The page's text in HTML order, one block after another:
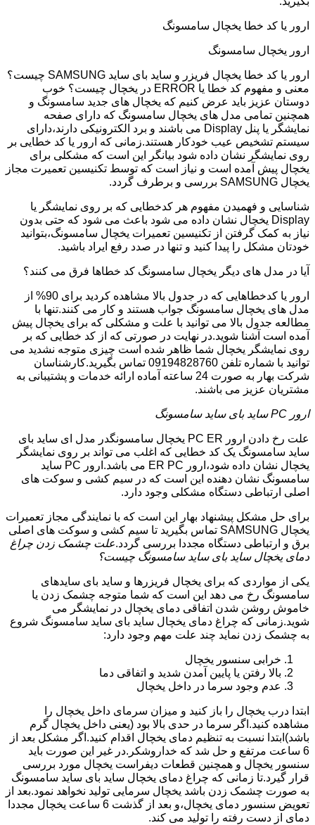
ارور یا کد خطا یخچال سامسونگ
ارور یخچال سامسونگ
ارور یا کد خطا یخچال فریزر و ساید بای ساید SAMSUNG چیست؟
معنی و مفهوم کد خطا یا ERROR در یخچال چیست؟ خوب
دوستان عزیز باید عرض کنیم که یخچال های جدید سامسونگ و
همچنین تمامی مدل های یخچال سامسونگ که دارای صفحه
نمایشگر یا پنل Display می باشند و برد الکترونیکی دارند،دارای
سیستم تشخیص عیب خودکار هستند.زمانی که ارور یا کد خطایی بر
روی نمایشگر نشان داده شود بیانگر این است که مشکلی برای
یخچال پیش آمده است و نیاز است که توسط تکنیسین تعمیرت مجاز
یخچال SAMSUNG بررسی و برطرف گردد.
شناسایی و فهمیدن مفهوم هر کدخطایی که بر روی نمایشگر یا
Display یخچال نشان داده می شود باعث می شود که حتی بدون
نیاز به کمک گرفتن از تکنیسین تعمیرات یخچال سامسونگ،بتوانید
خودتان مشکل را پیدا کنید و تنها در صدد رفع ایراد باشید.
آیا در مدل های دیگر یخچال سامسونگ کد خطاها فرق می کنند؟
ارور یا کدخطاهایی که در جدول بالا مشاهده کردید برای 90% از
مدل های یخچال سامسونگ جواب هستند و کار می کنند.تنها با
مطالعه جدول بالا می توانید با علت و مشکلی که برای یخچال پیش
آمده است آشنا شوید.در نهایت در صورتی که از کد خطایی که بر
روی نمایشگر یخچال شما ظاهر شده است چیزی متوجه نشدید می
توانید با شماره تلفن 09194828760 تماس بگیرید.کارشناسان
شرکت بهار به صورت 24 ساعته آماده ارائه خدمات و پشتیبانی به
مشتریان عزیز می باشند.
ارور PC ساید بای ساید سامسونگ
علت رخ دادن ارور PC ER یخچال سامسونگدر مدل ای ساید بای
ساید سامسونگ یک کد خطایی که اغلب می تواند بر روی نمایشگر
یخچال نشان داده شود،ارور ER PC می باشد.ارور PC ساید
سامسونگ نشان دهنده این است که در سیم کشی و سوکت های
اصلی ارتباطی دستگاه مشکلی وجود دارد.
برای حل مشکل پیشنهاد بهار این است که با نمایندگی مجاز تعمیرات
یخچال SAMSUNG تماس بگیرید تا سیم کشی و سوکت های اصلی
برق و ارتباطی دستگاه مجددا بررسی گردد.علت چشمک زدن چراغ
دمای یخچال ساید بای ساید سامسونگ چیست؟
یکی از مواردی که برای یخچال فریزرها و ساید بای سایدهای
سامسونگ رخ می دهد این است که شما متوجه چشمک زدن یا
خاموش روشن شدن اتفاقی دمای یخچال در نمایشگر می
شوید.زمانی که چراغ دمای یخچال ساید بای ساید سامسونگ شروع
به چشمک زدن نماید چند علت مهم وجود دارد:
خرابی سنسور یخچال
بالا رفتن یا پایین آمدن شدید و اتفاقی دما
عدم وجود سرما در داخل یخچال
ابتدا درب یخچال را باز کنید و میزان سرمای داخل یخچال را
مشاهده کنید.اگر سرما در حدی بالا بود (یعنی داخل یخچال گرم
باشد)ابتدا نسبت به تنظیم دمای یخچال اقدام کنید.اگر مشکل بعد از
6 ساعت مرتفع و حل شد که خداروشکر.در غیر این صورت باید
سنسور یخچال و همچنین قطعات دیفراست یخچال مورد بررسی
قرار گیرد.تا زمانی که چراغ دمای یخچال ساید بای ساید سامسونگ
به صورت چشمک زدن باشد یخچال سرمایی تولید نخواهد نمود.بعد از
تعویض سنسور دمای یخچال،و بعد از گذشت 6 ساعت یخچال مجددا
دمای از دست رفته را تولید می کند.